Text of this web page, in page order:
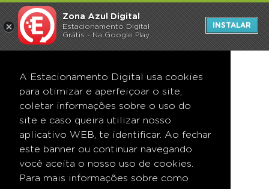
A Estacionamento Digital usa cookies
para otimizar e aperfeiçoar o site,
coletar informações sobre o uso do
site e caso queira utilizar nosso
aplicativo WEB, te identificar. Ao fechar
este banner ou continuar navegando
você aceita o nosso uso de cookies.
Para mais informações sobre como
Zona Azul Digital
Estacionamento Digital
Grátis - Na Google Play
INSTALAR